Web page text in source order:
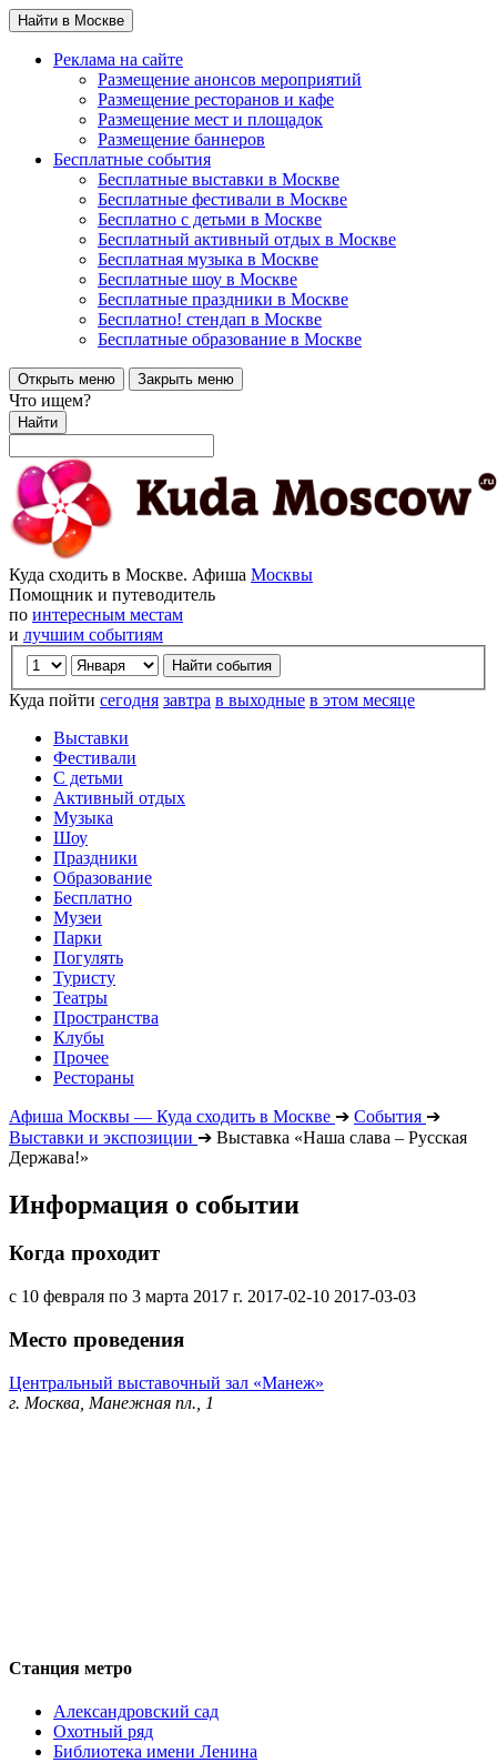
Найти в Москве
Реклама на сайте
Размещение анонсов мероприятий
Размещение ресторанов и кафе
Размещение мест и площадок
Размещение баннеров
Бесплатные события
Бесплатные выставки в Москве
Бесплатные фестивали в Москве
Бесплатно с детьми в Москве
Бесплатный активный отдых в Москве
Бесплатная музыка в Москве
Бесплатные шоу в Москве
Бесплатные праздники в Москве
Бесплатно! стендап в Москве
Бесплатные образование в Москве
Открыть меню Закрыть меню
Что ищем?
Найти
Куда сходить в Москве. Афиша Москвы
Помощник и путеводитель
по интересным местам
и лучшим событиям
Куда пойти сегодня завтра в выходные в этом месяце
Выставки
Фестивали
С детьми
Активный отдых
Музыка
Шоу
Праздники
Образование
Бесплатно
Музеи
Парки
Погулять
Туристу
Театры
Пространства
Клубы
Прочее
Рестораны
Афиша Москвы — Куда сходить в Москве ➔ События ➔
Выставки и экспозиции ➔ Выставка «Наша слава – Русская
Держава!»
Информация о событии
Когда проходит
с 10 февраля по 3 марта 2017 г. 2017-02-10 2017-03-03
Место проведения
Центральный выставочный зал «Манеж»
г. Москва, Манежная пл., 1
Станция метро
Александровский сад
Охотный ряд
Библиотека имени Ленина